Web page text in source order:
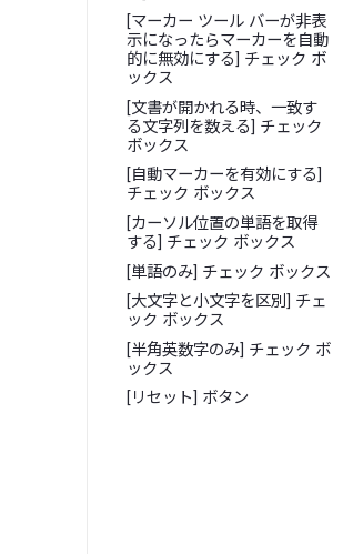
[マーカー ツール バーが非表
示になったらマーカーを自動
的に無効にする] チェック ボ
ックス
[文書が開かれる時、一致す
る文字列を数える] チェック
ボックス
[自動マーカーを有効にする]
チェック ボックス
[カーソル位置の単語を取得
する] チェック ボックス
[単語のみ] チェック ボックス
[大文字と小文字を区別] チェ
ック ボックス
[半角英数字のみ] チェック ボ
ックス
[リセット] ボタン